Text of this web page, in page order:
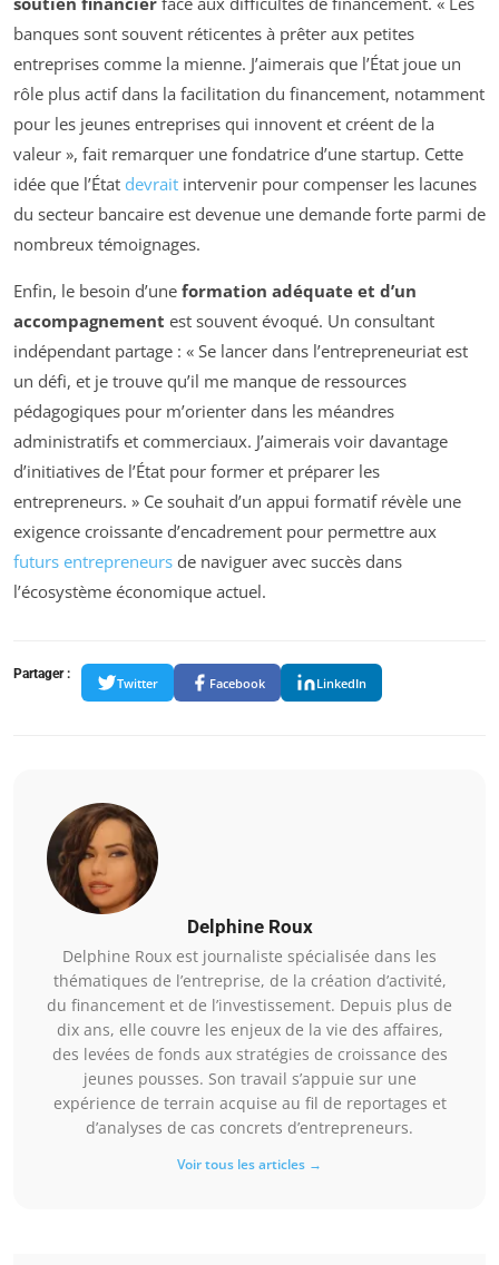
banques sont souvent réticentes à prêter aux petites
entreprises comme la mienne. J’aimerais que l’État joue un
rôle plus actif dans la facilitation du financement, notamment
pour les jeunes entreprises qui innovent et créent de la
valeur », fait remarquer une fondatrice d’une startup. Cette
idée que l’État devrait intervenir pour compenser les lacunes
du secteur bancaire est devenue une demande forte parmi de
nombreux témoignages.
Enfin, le besoin d’une formation adéquate et d’un
accompagnement est souvent évoqué. Un consultant
indépendant partage : « Se lancer dans l’entrepreneuriat est
un défi, et je trouve qu’il me manque de ressources
pédagogiques pour m’orienter dans les méandres
administratifs et commerciaux. J’aimerais voir davantage
d’initiatives de l’État pour former et préparer les
entrepreneurs. » Ce souhait d’un appui formatif révèle une
exigence croissante d’encadrement pour permettre aux
futurs entrepreneurs de naviguer avec succès dans
l’écosystème économique actuel.
Partager :
Twitter Facebook LinkedIn
Delphine Roux
Delphine Roux est journaliste spécialisée dans les
thématiques de l’entreprise, de la création d’activité,
du financement et de l’investissement. Depuis plus de
dix ans, elle couvre les enjeux de la vie des affaires,
des levées de fonds aux stratégies de croissance des
jeunes pousses. Son travail s’appuie sur une
expérience de terrain acquise au fil de reportages et
d’analyses de cas concrets d’entrepreneurs.
Voir tous les articles →